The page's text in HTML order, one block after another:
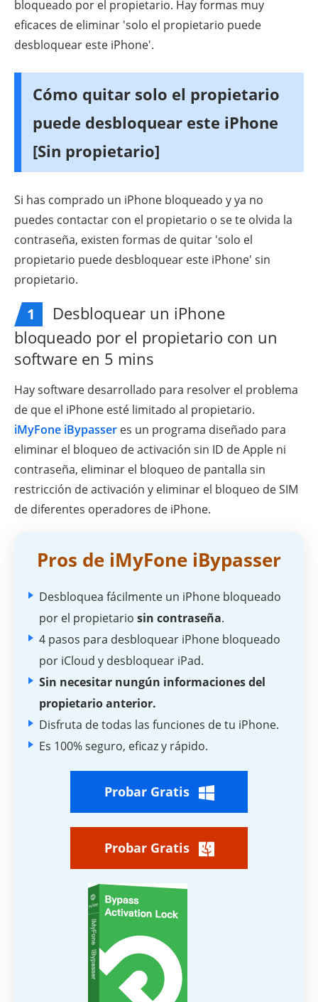
bloqueado por el propietario. Hay formas muy
eficaces de eliminar 'solo el propietario puede
desbloquear este iPhone'.
Cómo quitar solo el propietario
puede desbloquear este iPhone
[Sin propietario]
Si has comprado un iPhone bloqueado y ya no
puedes contactar con el propietario o se te olvida la
contraseña, existen formas de quitar 'solo el
propietario puede desbloquear este iPhone' sin
propietario.
1
Desbloquear un iPhone
bloqueado por el propietario con un
software en 5 mins
Hay software desarrollado para resolver el problema
de que el iPhone esté limitado al propietario.
iMyFone iBypasser es un programa diseñado para
eliminar el bloqueo de activación sin ID de Apple ni
contraseña, eliminar el bloqueo de pantalla sin
restricción de activación y eliminar el bloqueo de SIM
de diferentes operadores de iPhone.
Pros de iMyFone iBypasser
Desbloquea fácilmente un iPhone bloqueado
por el propietario sin contraseña.
4 pasos para desbloquear iPhone bloqueado
por iCloud y desbloquear iPad.
Sin necesitar nungún informaciones del
propietario anterior.
Disfruta de todas las funciones de tu iPhone.
Es 100% seguro, eficaz y rápido.
Probar Gratis
Probar Gratis